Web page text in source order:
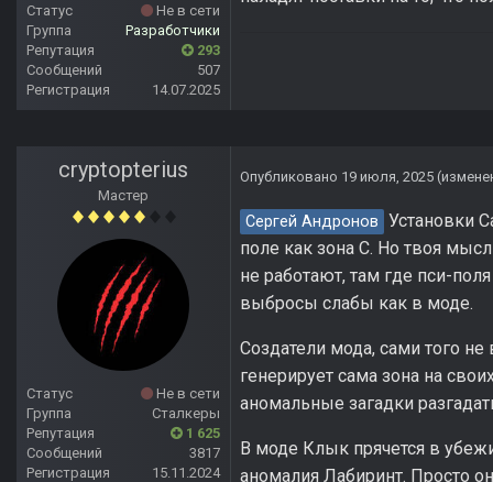
Статус
Не в сети
Группа
Разработчики
Репутация
293
Сообщений
507
Регистрация
14.07.2025
cryptopterius
Мастер
Статус
Не в сети
Группа
Сталкеры
Репутация
1 625
Сообщений
3817
Регистрация
15.11.2024
Опубликовано 19 июля, 2025
Сергей Андронов Установки
поле как зона С. Но твоя
не работают, там где пси-
выбросы слабы как в моде.
Создатели мода, сами того
генерирует сама зона на
аномальные загадки
В моде Клык прячется в
аномалия Лабиринт. Просто